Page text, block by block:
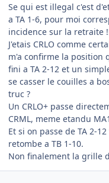
Se qui est illegal c'est
a TA 1-6, pour moi
incidence sur la retraite
J'etais CRLO comme
m'a confirme la position
fini a TA 2-12 et un
se casser le couilles a
truc ?
Un CRLO+ passe
CRML, meme etandu
Et si on passe de TA 2-
retombe a TB 1-10.
Non finalement la grille